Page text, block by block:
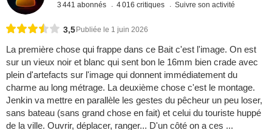
3 441 abonnés 4 016 critiques Suivre son activité
3,5Publiée le 1 juin 2026
La première chose qui frappe dans ce Bait c'est l'image. On est
sur un vieux noir et blanc qui sent bon le 16mm bien crade avec
plein d'artefacts sur l'image qui donnent immédiatement du
charme au long métrage. La deuxième chose c'est le montage.
Jenkin va mettre en parallèle les gestes du pêcheur un peu loser,
sans bateau (sans grand chose en fait) et celui du touriste huppé
de la ville. Ouvrir, déplacer, ranger... D'un côté on a ces ...